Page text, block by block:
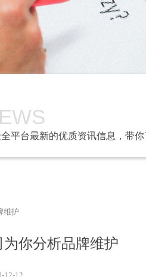
平台最新的优质资讯信息，带
维护
你分析品牌维护
12-12